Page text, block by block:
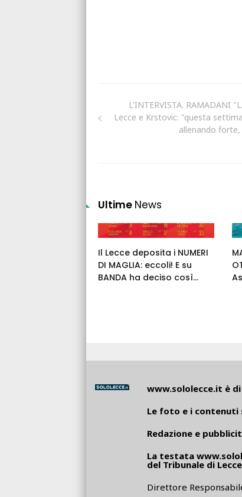
L'INTERVISTA. RAMADANI
Lecce e Krstovic: "questa
allenando
Ultime News
Il Lecce deposita i NUMERI
DI MAGLIA: eccoli! E su
BANDA ha deciso così...
www.sololecce.it è
Le foto e i contenuti
Redazione e
La testata
del Tribunale di
Direttore